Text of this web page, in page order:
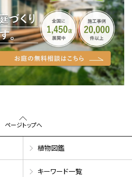
ページトップへ
植物図鑑
キーワード一覧